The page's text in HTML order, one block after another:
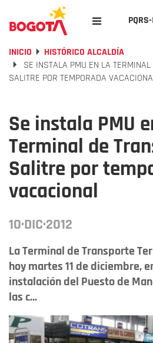
PQRS-
INICIO
HISTÓRICO ALCALDÍA
SE INSTALA PMU EN LA TERMINAL
SALITRE POR TEMPORADA
Se instala PMU
Terminal de
Salitre por
vacacional
10·DIC·2012
La Terminal de Transporte
hoy martes 11 de diciembre,
instalación del Puesto de
las c...